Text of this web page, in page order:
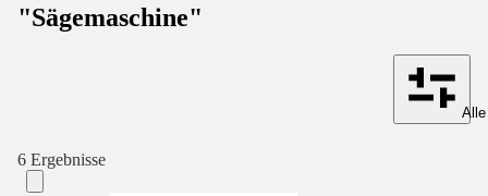
"Sägemaschine"
6 Ergebnisse